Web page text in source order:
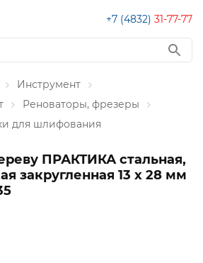
+7 (4832) 31-77-77
Инструмент
Реноваторы, фрезеры
для шлифования
ПРАКТИКА стальная,
закругленная 13 х 28 мм